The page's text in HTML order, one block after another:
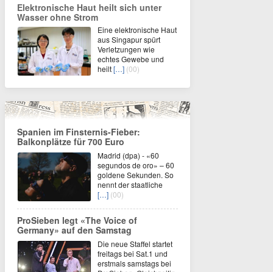
Elektronische Haut heilt sich unter
Wasser ohne Strom
Eine elektronische Haut
aus Singapur spürt
Verletzungen wie
echtes Gewebe und
heilt[…] (00)
Spanien im Finsternis-Fieber:
Balkonplätze für 700 Euro
Madrid (dpa) - «60
segundos de oro» – 60
goldene Sekunden. So
nennt der staatliche
[…] (00)
ProSieben legt «The Voice of
Germany» auf den Samstag
Die neue Staffel startet
freitags bei Sat.1 und
erstmals samstags bei